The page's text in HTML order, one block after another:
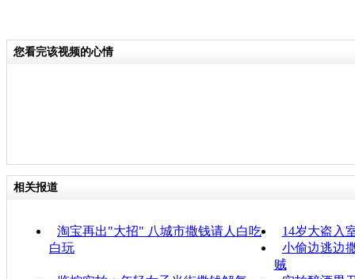
您看完该视频的心情
相关报道
淘宝再出"大招" 八城市撒钱请人白吃
白玩
14岁大盗入
小偷边逃边
贼